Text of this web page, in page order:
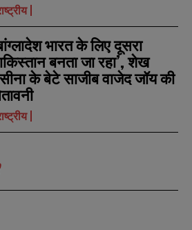
भारत के लिए दूसरा
बनता जा रहा’, शेख
के बेटे साजीब वाजेद जॉय की